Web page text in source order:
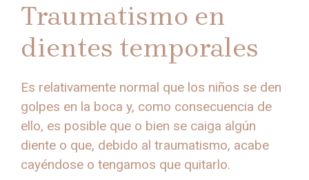
Traumatismo en
dientes temporales
Es relativamente normal que los niños se den
golpes en la boca y, como consecuencia de
ello, es posible que o bien se caiga algún
diente o que, debido al traumatismo, acabe
cayéndose o tengamos que quitarlo.